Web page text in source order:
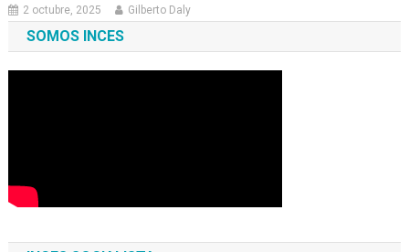
2 octubre, 2025 Gilberto Daly
SOMOS INCES